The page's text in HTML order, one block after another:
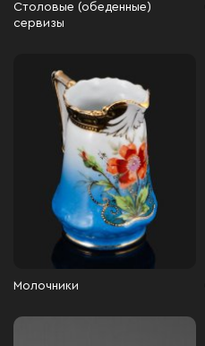
Столовые (обеденные)
сервизы
Молочники